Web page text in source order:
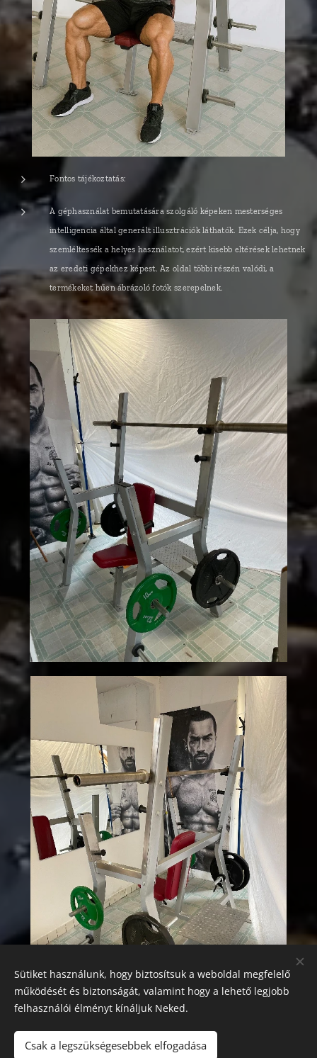
Fontos tájékoztatás:
A géphasználat bemutatására szolgáló képeken mesterséges
intelligencia által generált illusztrációk láthatók. Ezek célja, hogy
szemléltessék a helyes használatot, ezért kisebb eltérések lehetnek
az eredeti gépekhez képest. Az oldal többi részén valódi, a
termékeket hűen ábrázoló fotók szerepelnek.
Sütiket használunk, hogy biztosítsuk a weboldal megfelelő
működését és biztonságát, valamint hogy a lehető legjobb
felhasználói élményt kínáljuk Neked.
Csak a legszükségesebbek elfogadása